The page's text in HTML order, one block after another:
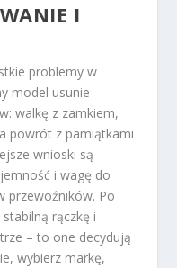
I
problemy w
model usunie
walkę z zamkiem,
powrót z pamiątkami
wnioski są
i wagę do
przewoźników. Po
rączkę i
– to one decydują
wybierz markę,